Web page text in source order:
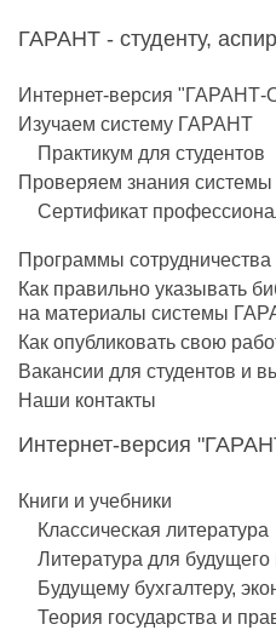
ГАРАНТ - студенту,
Интернет-версия "ГАРАНТ-
Изучаем систему ГАРАНТ
Практикум для студентов
Проверяем знания
Сертификат
Программы сотрудничества
Как правильно указывать
на материалы системы
Как опубликовать свою
Вакансии для студентов и
Наши контакты
Интернет-версия
Книги и учебники
Классическая литература
Литература для будущего
Будущему бухгалтеру,
Теория государства и